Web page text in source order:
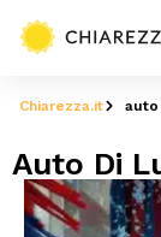
Chiarezza.it
Auto Di